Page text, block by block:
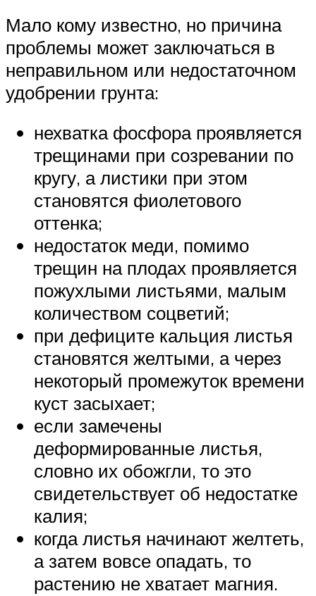
Мало кому известно, но причина
проблемы может заключаться в
неправильном или недостаточном
удобрении грунта:
нехватка фосфора проявляется
трещинами при созревании по
кругу, а листики при этом
становятся фиолетового
оттенка;
недостаток меди, помимо
трещин на плодах проявляется
пожухлыми листьями, малым
количеством соцветий;
при дефиците кальция листья
становятся желтыми, а через
некоторый промежуток времени
куст засыхает;
если замечены
деформированные листья,
словно их обожгли, то это
свидетельствует об недостатке
калия;
когда листья начинают желтеть,
а затем вовсе опадать, то
растению не хватает магния.